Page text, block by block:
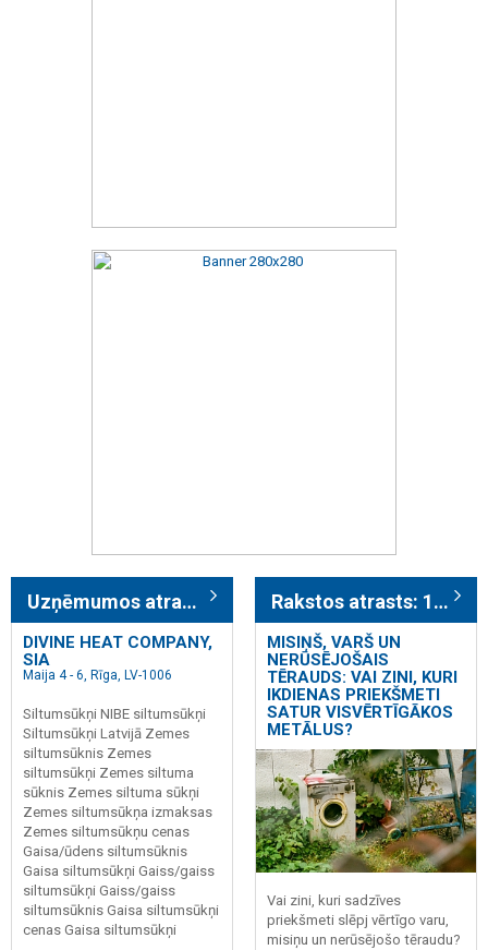
Uzņēmumos atrasts: 464
DIVINE HEAT COMPANY,
SIA
Maija 4 - 6, Rīga, LV-1006
Siltumsūkņi NIBE siltumsūkņi
Siltumsūkņi Latvijā Zemes
siltumsūknis Zemes
siltumsūkņi Zemes siltuma
sūknis Zemes siltuma sūkņi
Zemes siltumsūkņa izmaksas
Zemes siltumsūkņu cenas
Gaisa/ūdens siltumsūknis
Gaisa siltumsūkņi Gaiss/gaiss
siltumsūkņi Gaiss/gaiss
siltumsūknis Gaisa siltumsūkņi
cenas Gaisa siltumsūkņi
Rakstos atrasts: 1982
MISIŅŠ, VARŠ UN
NERŪSĒJOŠAIS
TĒRAUDS: VAI ZINI, KURI
IKDIENAS PRIEKŠMETI
SATUR VISVĒRTĪGĀKOS
METĀLUS?
Vai zini, kuri sadzīves
priekšmeti slēpj vērtīgo varu,
misiņu un nerūsējošo tēraudu?